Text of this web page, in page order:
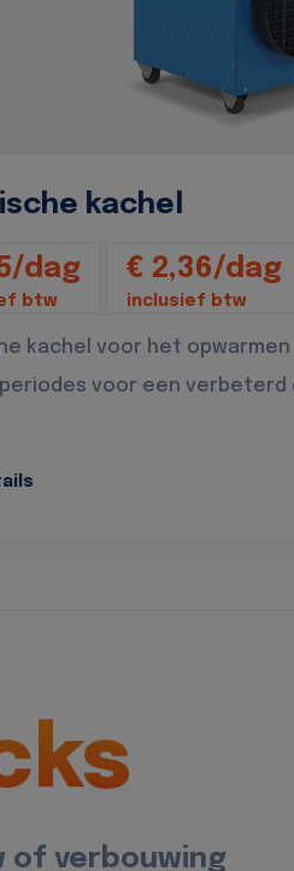
kachel
dag
btw
€ 2,36/dag
inclusief btw
kachel voor het opwarmen
voor een verbeterd
of verbouwing